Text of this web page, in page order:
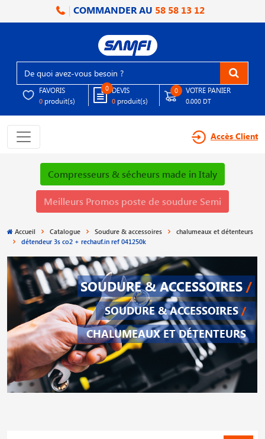
COMMANDER AU 58 58 13 12
FAVORIS
0 produit(s)
0 DEVIS
0 produit(s)
0 VOTRE PANIER
0.000 DT
Accès Client
Compresseurs & sécheurs made in Italy
Meilleurs Promos poste de soudure Semi
Accueil Catalogue Soudure & accessoires
chalumeaux et détenteurs
détendeur 3s co2 + rechauf.in ref 041250k
SOUDURE & ACCESSOIRES /
SOUDURE & ACCESSOIRES /
CHALUMEAUX ET DÉTENTEURS